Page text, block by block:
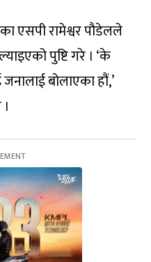
एसपी रामेश्वर पौडेलले
पुष्टि गरे । ‘के
बोलाएका हौं,’